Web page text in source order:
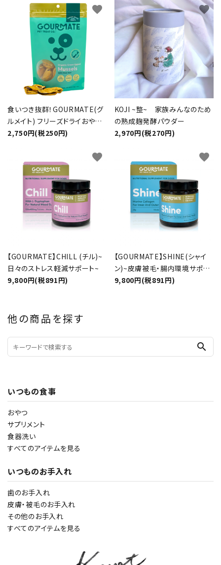
食いつき抜群！GOURMATE(グ
ルメイト) フリーズドライおやつ
オーガニック 緑イ貝 50g
2,750円(税250円)
favorite
KOJI ~整~ 家族みんなのため
の熟成麹発酵パウダー
2,970円(税270円)
favorite
【GOURMATE】CHILL (チル)~
日々のストレス軽減サポート~
9,800円(税891円)
favorite
【GOURMATE】SHINE(シャイ
ン)~皮膚被毛・腸内環境サポー
ト~
9,800円(税891円)
favorite
他の商品を探す
search
いつもの食事
おやつ
サプリメント
食器洗い
すべてのアイテムを見る
いつものお手入れ
歯のお手入れ
皮膚・被毛のお手入れ
その他のお手入れ
すべてのアイテムを見る